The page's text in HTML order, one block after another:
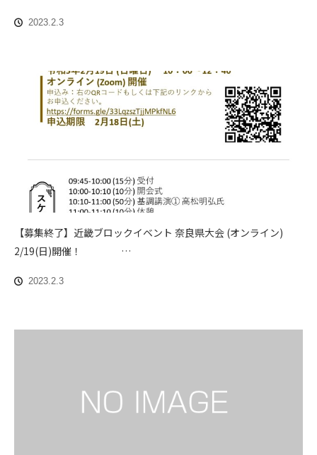
2023.2.3
【募集終了】近畿ブロックイベント 奈良県大会 (オンライン)
2/19(日)開催！ …
2023.2.3